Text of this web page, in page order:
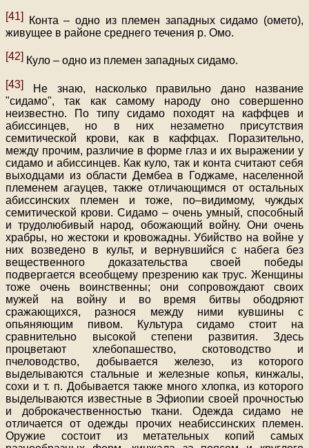
[41]
Конта – одно из племен западных сидамо (омето),
живущее в районе среднего течения р. Омо.
[42] Куло – одно из племен западных сидамо.
[43]
Не знаю, насколько правильно дано название
"сидамо", так как самому народу оно совершенно
неизвестно. По типу сидамо походят на каффцев и
абиссинцев, но в них незаметно присутствия
семитической крови, как в каффцах. Поразительно,
между прочим, различие в форме глаз и их выражении у
сидамо и абиссинцев. Как куло, так и конта считают себя
выходцами из области Дембеа в Годжаме, населенной
племенем агауцев, также отличающимся от остальных
абиссинских племен и тоже, по–видимому, чуждых
семитической крови. Сидамо – очень умный, способный
и трудолюбивый народ, обожающий войну. Они очень
храбры, но жестоки и кровожадны. Убийство на войне у
них возведено в культ, и вернувшийся с набега без
вещественного доказательства своей победы
подвергается всеобщему презрению как трус. Женщины
тоже очень воинственны; они сопровождают своих
мужей на войну и во время битвы ободряют
сражающихся, разнося между ними кувшины с
опьяняющим пивом. Культура сидамо стоит на
сравнительно высокой степени развития. Здесь
процветают хлебопашество, скотоводство и
пчеловодство, добывается железо, из которого
выделываются стальные и железные копья, кинжалы,
сохи и т. п. Добывается также много хлопка, из которого
выделываются известные в Эфиопии своей прочностью
и доброкачественностью ткани. Одежда сидамо не
отличается от одежды прочих неабиссинских племен.
Оружие состоит из метательных копий самых